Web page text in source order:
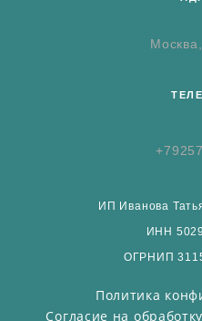
ИП Иванова
ИНН
ОГРНИП
Политика
Согласие на